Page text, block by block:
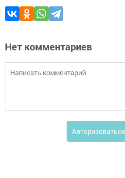
Нет комментариев
Авторизоваться